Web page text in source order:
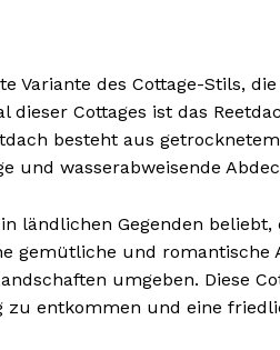
Variante des Cottage-Stils,
dieser Cottages ist das
besteht aus
und wasserabweisende
ländlichen Gegenden
gemütliche und romantische
umgeben. Diese
entkommen und eine